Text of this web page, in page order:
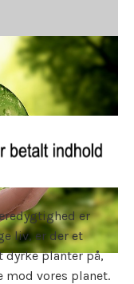
er
liv, er der et
dyrke planter på,
mod vores planet.